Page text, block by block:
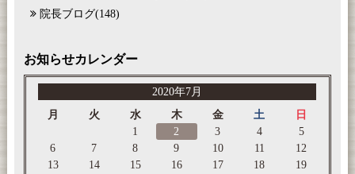
院長ブログ(148)
お知らせカレンダー
2020年7月
月
火 水 木 金 土
日
1
2 3 4
5
6
7 8 9 10 11
12
13
14 15 16 17 18
19